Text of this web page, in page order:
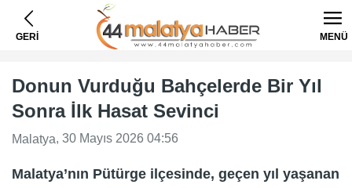
GERİ MENÜ
Donun Vurduğu Bahçelerde Bir Yıl
Sonra İlk Hasat Sevinci
Malatya, 30 Mayıs 2026 04:56
Malatya’nın Pütürge ilçesinde, geçen yıl yaşanan